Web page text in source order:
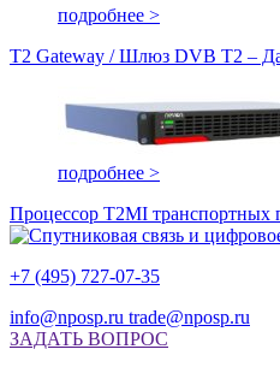
подробнее >
T2 Gateway / Шлюз DVB T2 –
подробнее >
Процессор T2MI транспортных
+7 (495) 727-07-35
info@nposp.ru trade@nposp.ru
ЗАДАТЬ ВОПРОС